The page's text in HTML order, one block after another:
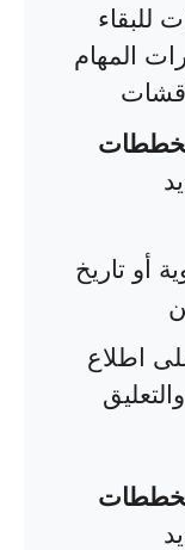
للبقاء
المهام
أو تاريخ
اطلاع